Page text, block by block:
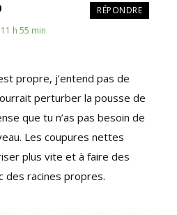
RÉPONDRE
h 55 min
propre, j’entend pas de
perturber la pousse de
que tu n’as pas besoin de
Les coupures nettes
plus vite et à faire des
des racines propres.